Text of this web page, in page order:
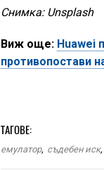
Снимка: Unsplash
Виж още: Huawei
противопостави
ТАГОВЕ:
емулатор, съдебен иск,